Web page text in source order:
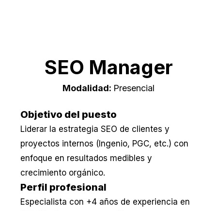
SEO Manager
Modalidad: Presencial
Objetivo del puesto
Liderar la estrategia SEO de clientes y
proyectos internos (Ingenio, PGC, etc.) con
enfoque en resultados medibles y
crecimiento orgánico.
Perfil profesional
Especialista con +4 años de experiencia en